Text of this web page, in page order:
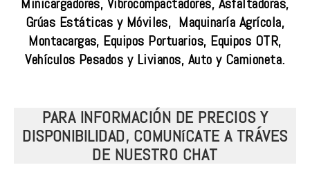
Grúas Estáticas y Móviles, Maquinaría Agrícola,
Montacargas, Equipos Portuarios, Equipos OTR,
Vehículos Pesados y Livianos, Auto y Camioneta.
PARA INFORMACIÓN DE PRECIOS Y
DISPONIBILIDAD, COMUNíCATE A TRÁVES
DE NUESTRO CHAT